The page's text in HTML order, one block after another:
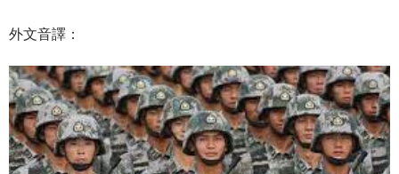
外文音譯：